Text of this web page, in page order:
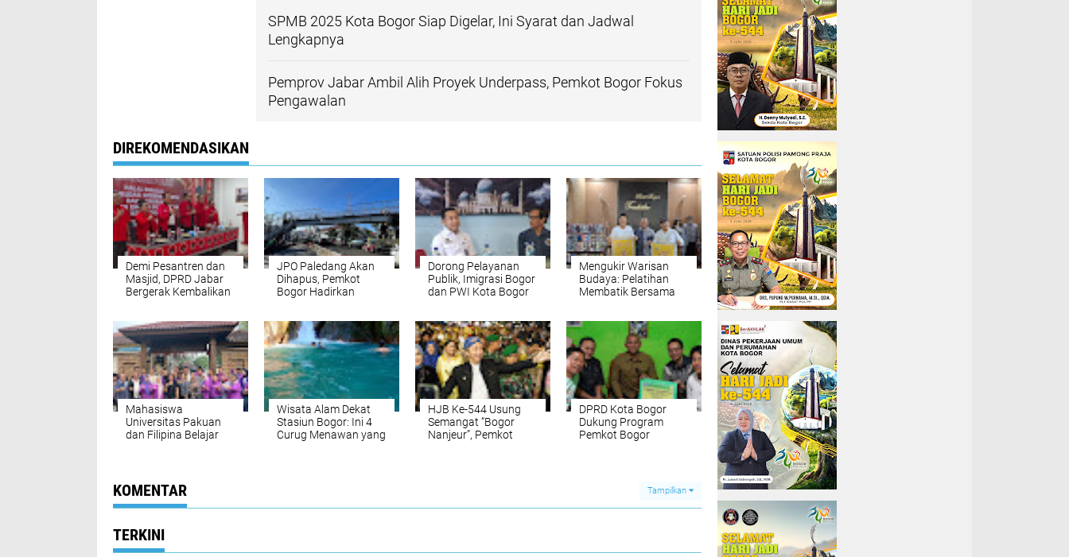
SPMB 2025 Kota Bogor Siap Digelar, Ini Syarat dan Jadwal
Lengkapnya
Pemprov Jabar Ambil Alih Proyek Underpass, Pemkot Bogor Fokus
Pengawalan
DIREKOMENDASIKAN
Demi Pesantren dan
Masjid, DPRD Jabar
Bergerak Kembalikan
JPO Paledang Akan
Dihapus, Pemkot
Bogor Hadirkan
Dorong Pelayanan
Publik, Imigrasi Bogor
dan PWI Kota Bogor
Mengukir Warisan
Budaya: Pelatihan
Membatik Bersama
Mahasiswa
Universitas Pakuan
dan Filipina Belajar
Wisata Alam Dekat
Stasiun Bogor: Ini 4
Curug Menawan yang
HJB Ke-544 Usung
Semangat “Bogor
Nanjeur”, Pemkot
DPRD Kota Bogor
Dukung Program
Pemkot Bogor
KOMENTAR Tampilkan
TERKINI